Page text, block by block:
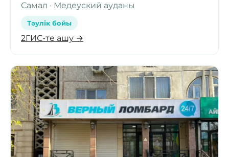
Самал · Медеуский ауданы
Тәулік бойы
2ГИС-те ашу →